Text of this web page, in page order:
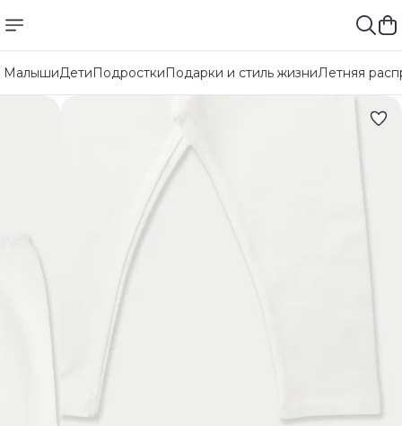
МалышиДетиПодросткиПодарки и стиль жизниЛетняя